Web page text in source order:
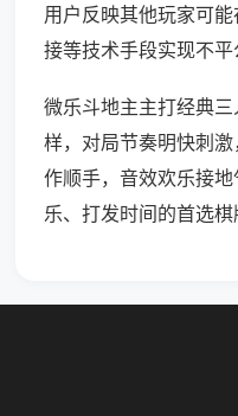
用户反映其他玩家可
接等技术手段实现不平
微乐斗地主主打经典
样，对局节奏明快刺
作顺手，音效欢乐接
乐、打发时间的首选棋